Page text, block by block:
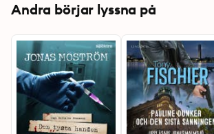
Andra börjar lyssna på